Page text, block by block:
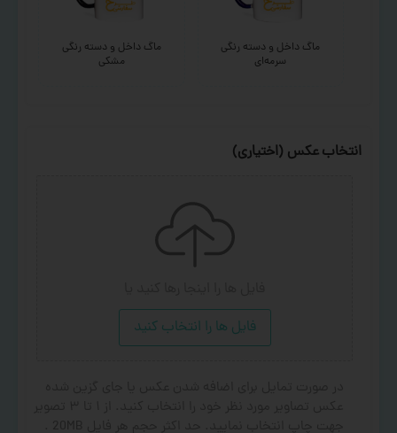
ماگ داخل و دسته رنگی
سرمه‌ای
ماگ داخل و دسته رنگی
مشکی
انتخاب عکس (اختیاری)
فایل ها را انتخاب کنید